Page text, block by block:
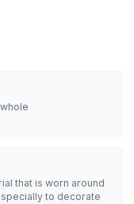
that is worn around
to decorate